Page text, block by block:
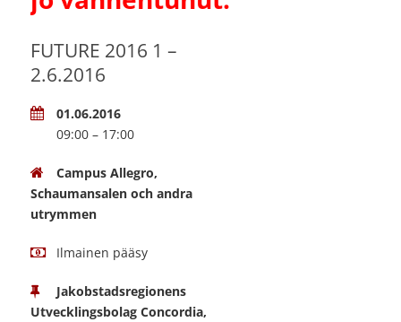
FUTURE 2016 1 –
2.6.2016
01.06.2016
09:00 – 17:00
Campus Allegro,
Schaumansalen och andra
utrymmen
Ilmainen pääsy
Jakobstadsregionens
Utvecklingsbolag Concordia,